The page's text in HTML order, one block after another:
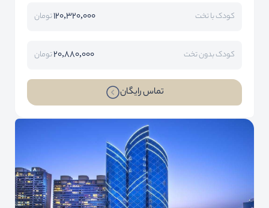
کودک با تخت 120,320,000تومان
کودک بدون تخت 20,880,000تومان
تماس رایگان